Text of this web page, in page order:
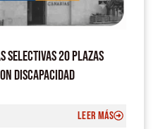
SELECTIVAS 20 PLAZAS
DISCAPACIDAD
LEER MÁS